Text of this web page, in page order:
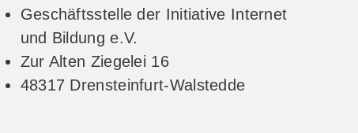
Geschäftsstelle der Initiative Internet
und Bildung e.V.
Zur Alten Ziegelei 16
48317 Drensteinfurt-Walstedde